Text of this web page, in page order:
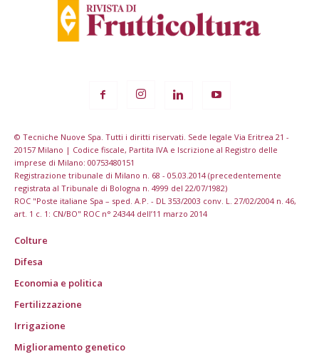
© Tecniche Nuove Spa. Tutti i diritti riservati. Sede legale Via Eritrea 21 -
20157 Milano | Codice fiscale, Partita IVA e Iscrizione al Registro delle
imprese di Milano: 00753480151
Registrazione tribunale di Milano n. 68 - 05.03.2014 (precedentemente
registrata al Tribunale di Bologna n. 4999 del 22/07/1982)
ROC "Poste italiane Spa – sped. A.P. - DL 353/2003 conv. L. 27/02/2004 n. 46,
art. 1 c. 1: CN/BO" ROC n° 24344 dell’11 marzo 2014
Colture
Difesa
Economia e politica
Fertilizzazione
Irrigazione
Miglioramento genetico